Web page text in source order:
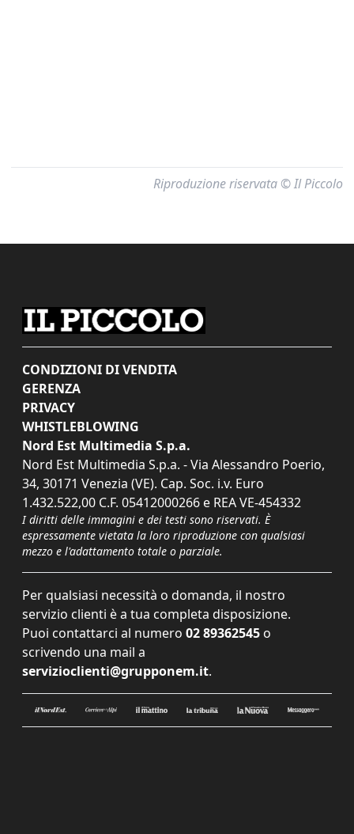
Riproduzione riservata © Il Piccolo
CONDIZIONI DI VENDITA
GERENZA
PRIVACY
WHISTLEBLOWING
Nord Est Multimedia S.p.a.
Nord Est Multimedia S.p.a. - Via Alessandro Poerio,
34, 30171 Venezia (VE). Cap. Soc. i.v. Euro
1.432.522,00 C.F. 05412000266 e REA VE-454332
I diritti delle immagini e dei testi sono riservati. È
espressamente vietata la loro riproduzione con qualsiasi
mezzo e l'adattamento totale o parziale.
Per qualsiasi necessità o domanda, il nostro
servizio clienti è a tua completa disposizione.
Puoi contattarci al numero 02 89362545 o
scrivendo una mail a
servizioclienti@grupponem.it.